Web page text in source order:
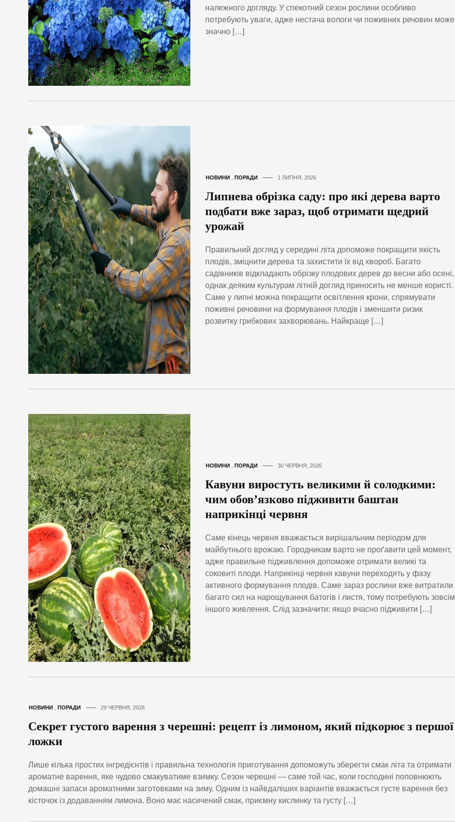
належного догляду. У спекотний сезон рослини особливо
потребують уваги, адже нестача вологи чи поживних речовин може
значно […]
НОВИНИ ПОРАДИ 1 ЛИПНЯ, 2026
Липнева обрізка саду: про які дерева варто
подбати вже зараз, щоб отримати щедрий
урожай
Правильний догляд у середині літа допоможе покращити якість
плодів, зміцнити дерева та захистити їх від хвороб. Багато
садівників відкладають обрізку плодових дерев до весни або осені,
однак деяким культурам літній догляд приносить не менше користі.
Саме у липні можна покращити освітлення крони, спрямувати
поживні речовини на формування плодів і зменшити ризик
розвитку грибкових захворювань. Найкраще […]
НОВИНИ ПОРАДИ 30 ЧЕРВНЯ, 2026
Кавуни виростуть великими й солодкими:
чим обов’язково підживити баштан
наприкінці червня
Саме кінець червня вважається вирішальним періодом для
майбутнього врожаю. Городникам варто не проґавити цей момент,
адже правильне підживлення допоможе отримати великі та
соковиті плоди. Наприкінці червня кавуни переходять у фазу
активного формування плодів. Саме зараз рослини вже витратили
багато сил на нарощування батогів і листя, тому потребують зовсім
іншого живлення. Слід зазначити: якщо вчасно підживити […]
НОВИНИ ПОРАДИ 29 ЧЕРВНЯ, 2026
Секрет густого варення з черешні: рецепт із лимоном, який підкорює з першої
ложки
Лише кілька простих інгредієнтів і правильна технологія приготування допоможуть зберегти смак літа та отримати
ароматне варення, яке чудово смакуватиме взимку. Сезон черешні — саме той час, коли господині поповнюють
домашні запаси ароматними заготовками на зиму. Одним із найвдаліших варіантів вважається густе варення без
кісточок із додаванням лимона. Воно має насичений смак, приємну кислинку та густу […]